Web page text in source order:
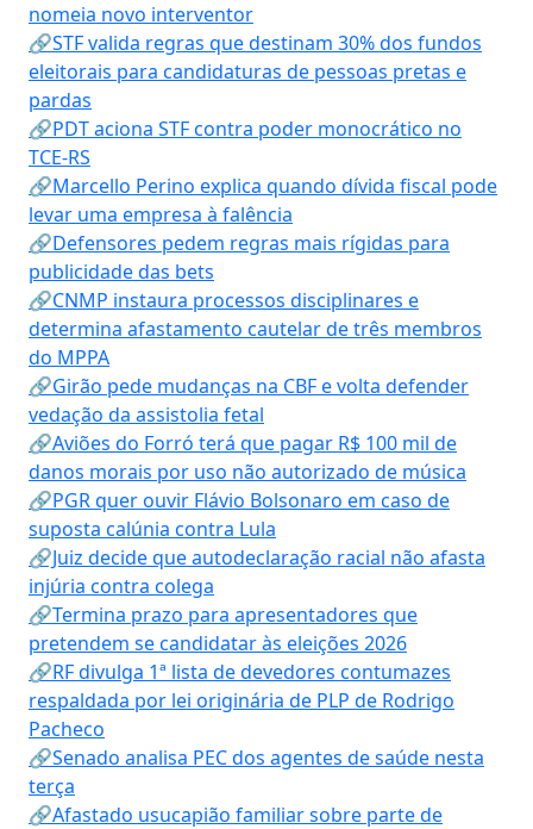
nomeia novo interventor
🔗STF valida regras que destinam 30% dos fundos
eleitorais para candidaturas de pessoas pretas e
pardas
🔗PDT aciona STF contra poder monocrático no
TCE-RS
🔗Marcello Perino explica quando dívida fiscal pode
levar uma empresa à falência
🔗Defensores pedem regras mais rígidas para
publicidade das bets
🔗CNMP instaura processos disciplinares e
determina afastamento cautelar de três membros
do MPPA
🔗Girão pede mudanças na CBF e volta defender
vedação da assistolia fetal
🔗Aviões do Forró terá que pagar R$ 100 mil de
danos morais por uso não autorizado de música
🔗PGR quer ouvir Flávio Bolsonaro em caso de
suposta calúnia contra Lula
🔗Juiz decide que autodeclaração racial não afasta
injúria contra colega
🔗Termina prazo para apresentadores que
pretendem se candidatar às eleições 2026
🔗RF divulga 1ª lista de devedores contumazes
respaldada por lei originária de PLP de Rodrigo
Pacheco
🔗Senado analisa PEC dos agentes de saúde nesta
terça
🔗Afastado usucapião familiar sobre parte de